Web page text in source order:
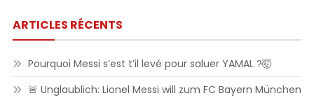
ARTICLES RÉCENTS
Pourquoi Messi s’est t’il levé pour saluer YAMAL ?🤯
🚨 Unglaublich: Lionel Messi will zum FC Bayern München